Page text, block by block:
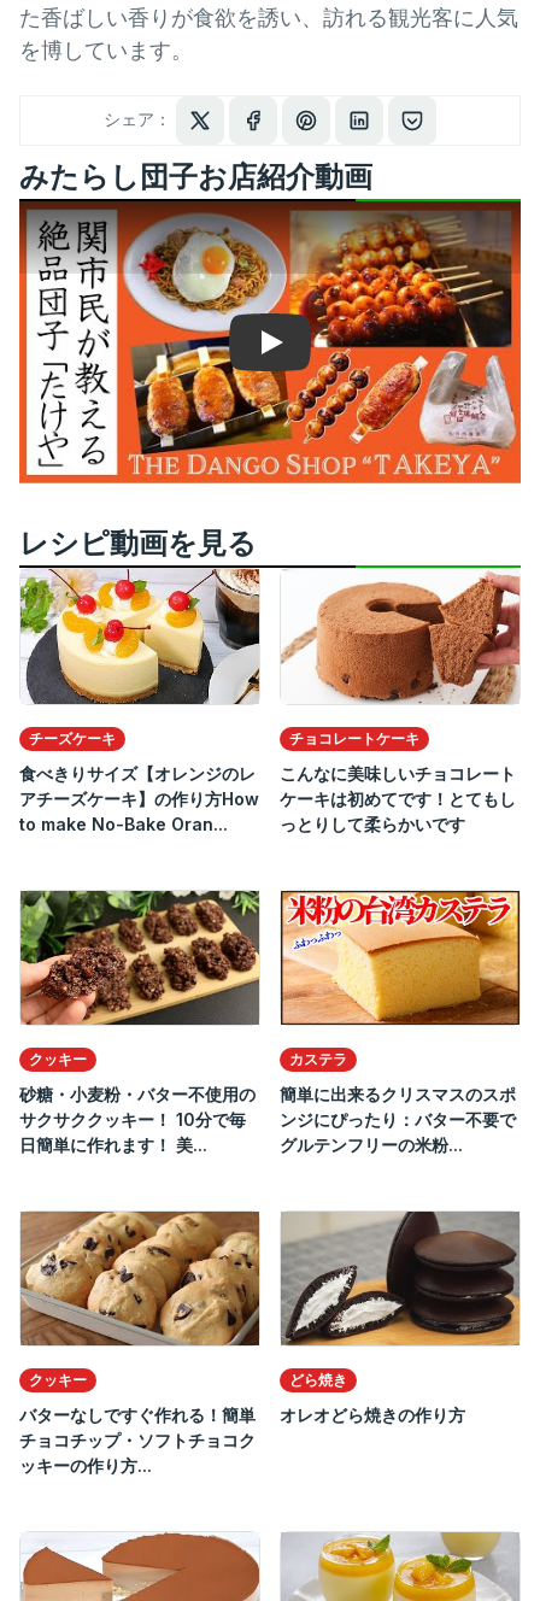
た香ばしい香りが食欲を誘い、訪れる観光客に人気
を博しています。
シェア：
みたらし団子お店紹介動画
Play
レシピ動画を見る
チーズケーキ
食べきりサイズ【オレンジのレ
アチーズケーキ】の作り方How
to make No-Bake Oran...
チョコレートケーキ
こんなに美味しいチョコレート
ケーキは初めてです！とてもし
っとりして柔らかいです
クッキー
砂糖・小麦粉・バター不使用の
サクサククッキー！ 10分で毎
日簡単に作れます！ 美...
カステラ
簡単に出来るクリスマスのスポ
ンジにぴったり：バター不要で
グルテンフリーの米粉...
クッキー
バターなしですぐ作れる！簡単
チョコチップ・ソフトチョコク
ッキーの作り方...
どら焼き
オレオどら焼きの作り方